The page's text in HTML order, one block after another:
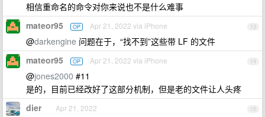
相信重命名的命令对你来说也不是什么难事
13
mateor95 OP Apr 21, 2022 via iPhone
@darkengine 问题在于，“找不到”这些带 LF 的文件
14
mateor95 OP Apr 21, 2022 via iPhone
@jones2000 #11
是的，目前已经改好了这部分机制，但是老的文件让人头疼
15
dier Apr 21, 2022